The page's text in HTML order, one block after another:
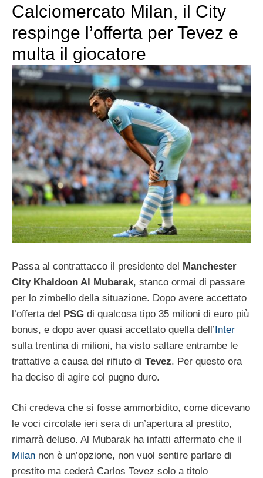
Calciomercato Milan, il City
respinge l’offerta per Tevez e
multa il giocatore
Passa al contrattacco il presidente del Manchester
City Khaldoon Al Mubarak, stanco ormai di passare
per lo zimbello della situazione. Dopo avere accettato
l’offerta del PSG di qualcosa tipo 35 milioni di euro più
bonus, e dopo aver quasi accettato quella dell’Inter
sulla trentina di milioni, ha visto saltare entrambe le
trattative a causa del rifiuto di Tevez. Per questo ora
ha deciso di agire col pugno duro.
Chi credeva che si fosse ammorbidito, come dicevano
le voci circolate ieri sera di un’apertura al prestito,
rimarrà deluso. Al Mubarak ha infatti affermato che il
Milan non è un’opzione, non vuol sentire parlare di
prestito ma cederà Carlos Tevez solo a titolo